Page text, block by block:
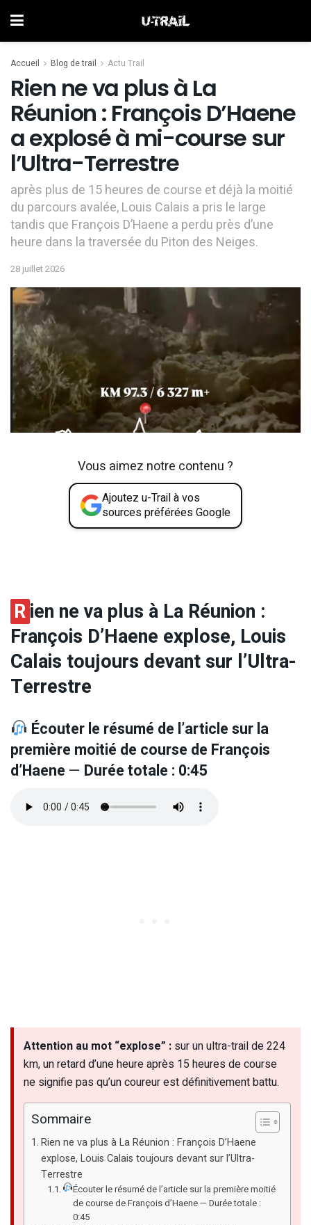
Accueil Blog de trail Actu Trail
Rien ne va plus à La
Réunion : François D’Haene
a explosé à mi-course sur
l’Ultra-Terrestre
après plus de 15 heures de course et déjà la moitié
du parcours avalée, Louis Calais a pris le large
tandis que François D’Haene a perdu près d’une
heure dans la traversée du Piton des Neiges.
28 juillet 2026
Vous aimez notre contenu ?
Ajoutez u-Trail à vos
sources préférées Google
Rien ne va plus à La Réunion :
François D’Haene explose, Louis
Calais toujours devant sur l’Ultra-
Terrestre
Écouter le résumé de l’article sur la
première moitié de course de François
d’Haene — Durée totale : 0:45
Attention au mot “explose” : sur un ultra-trail de 224
km, un retard d’une heure après 15 heures de course
ne signifie pas qu’un coureur est définitivement battu.
Sommaire
Rien ne va plus à La Réunion : François D’Haene
explose, Louis Calais toujours devant sur l’Ultra-
Terrestre
Écouter le résumé de l’article sur la première moitié
de course de François d’Haene — Durée totale :
0:45